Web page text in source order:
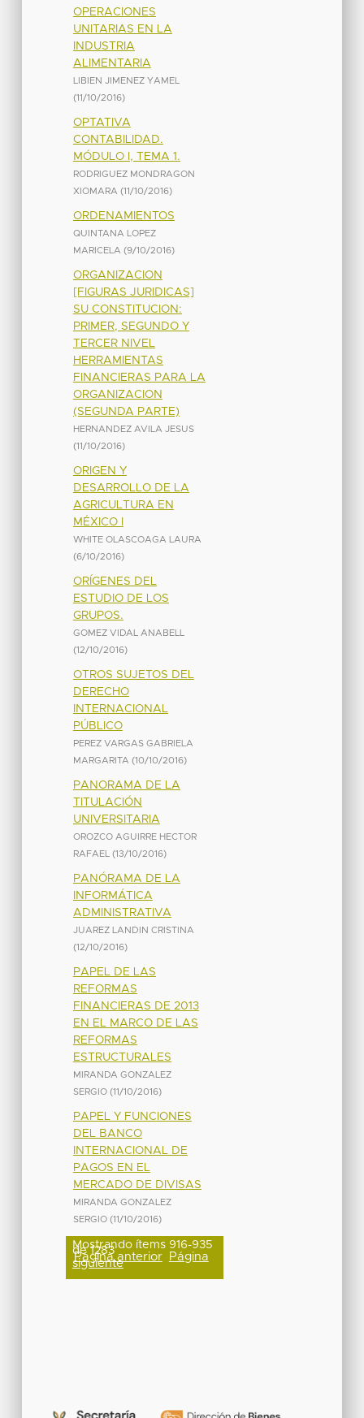
OPERACIONES
UNITARIAS EN LA
INDUSTRIA
ALIMENTARIA
LIBIEN JIMENEZ YAMEL
(11/10/2016)
OPTATIVA
CONTABILIDAD.
MÓDULO I, TEMA 1.
RODRIGUEZ MONDRAGON
XIOMARA (11/10/2016)
ORDENAMIENTOS
QUINTANA LOPEZ
MARICELA (9/10/2016)
ORGANIZACION
[FIGURAS JURIDICAS]
SU CONSTITUCION:
PRIMER, SEGUNDO Y
TERCER NIVEL
HERRAMIENTAS
FINANCIERAS PARA LA
ORGANIZACION
(SEGUNDA PARTE)
HERNANDEZ AVILA JESUS
(11/10/2016)
ORIGEN Y
DESARROLLO DE LA
AGRICULTURA EN
MÉXICO I
WHITE OLASCOAGA LAURA
(6/10/2016)
ORÍGENES DEL
ESTUDIO DE LOS
GRUPOS.
GOMEZ VIDAL ANABELL
(12/10/2016)
OTROS SUJETOS DEL
DERECHO
INTERNACIONAL
PÚBLICO
PEREZ VARGAS GABRIELA
MARGARITA (10/10/2016)
PANORAMA DE LA
TITULACIÓN
UNIVERSITARIA
OROZCO AGUIRRE HECTOR
RAFAEL
(13/10/2016)
PANÓRAMA DE LA
INFORMÁTICA
ADMINISTRATIVA
JUAREZ LANDIN CRISTINA
(12/10/2016)
PAPEL DE LAS
REFORMAS
FINANCIERAS DE 2013
EN EL MARCO DE LAS
REFORMAS
ESTRUCTURALES
MIRANDA GONZALEZ
SERGIO (11/10/2016)
PAPEL Y FUNCIONES
DEL BANCO
INTERNACIONAL DE
PAGOS EN EL
MERCADO DE DIVISAS
MIRANDA GONZALEZ
SERGIO (11/10/2016)
Mostrando ítems 916-935
de 1283
Página anterior Página
siguiente